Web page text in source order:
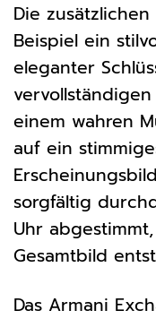
Die zusätzlichen
Beispiel ein
eleganter
einem wahren
auf ein
sorgfältig
Uhr
Gesamtbild
Das Armani